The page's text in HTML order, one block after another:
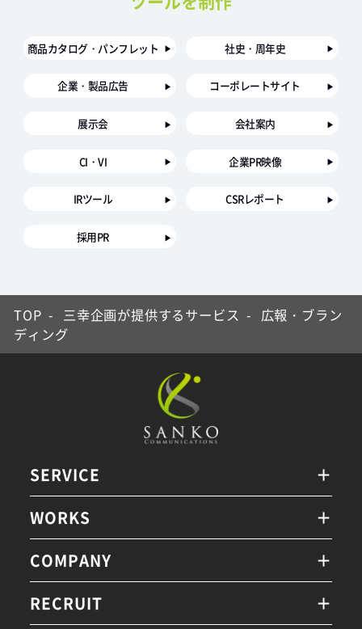
商品カタログ・パンフレット 社史・周年史
企業・製品広告 コーポレートサイト
展示会 会社案内
CI・VI 企業PR映像
IRツール CSRレポート
採用PR
TOP - 三幸企画が提供するサービス - 広報・ブラン
ディング
SERVICE
WORKS
COMPANY
RECRUIT